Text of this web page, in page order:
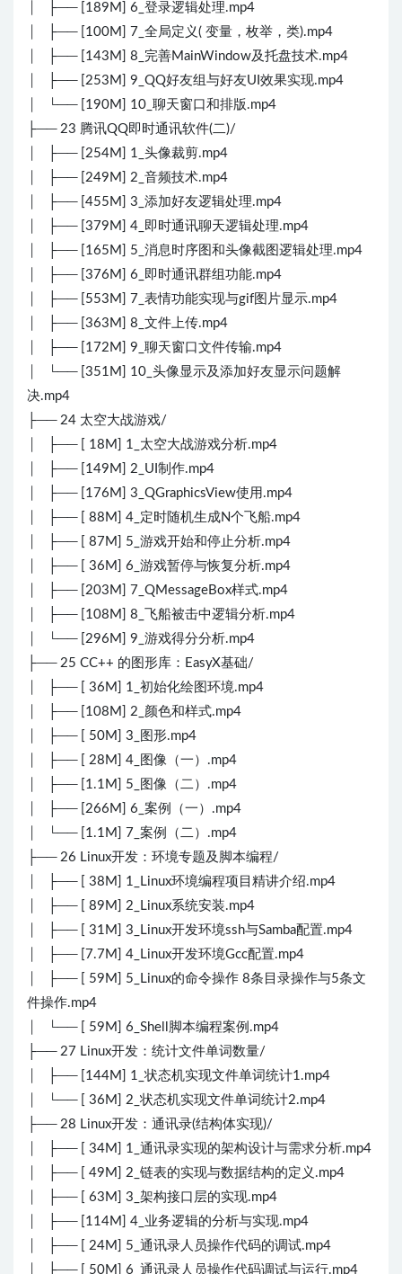
│ ├── [189M] 6_登录逻辑处理.mp4
│ ├── [100M] 7_全局定义( 变量，枚举，类).mp4
│ ├── [143M] 8_完善MainWindow及托盘技术.mp4
│ ├── [253M] 9_QQ好友组与好友UI效果实现.mp4
│ └── [190M] 10_聊天窗口和排版.mp4
├── 23 腾讯QQ即时通讯软件(二)/
│ ├── [254M] 1_头像裁剪.mp4
│ ├── [249M] 2_音频技术.mp4
│ ├── [455M] 3_添加好友逻辑处理.mp4
│ ├── [379M] 4_即时通讯聊天逻辑处理.mp4
│ ├── [165M] 5_消息时序图和头像截图逻辑处理.mp4
│ ├── [376M] 6_即时通讯群组功能.mp4
│ ├── [553M] 7_表情功能实现与gif图片显示.mp4
│ ├── [363M] 8_文件上传.mp4
│ ├── [172M] 9_聊天窗口文件传输.mp4
│ └── [351M] 10_头像显示及添加好友显示问题解
决.mp4
├── 24 太空大战游戏/
│ ├── [ 18M] 1_太空大战游戏分析.mp4
│ ├── [149M] 2_UI制作.mp4
│ ├── [176M] 3_QGraphicsView使用.mp4
│ ├── [ 88M] 4_定时随机生成N个飞船.mp4
│ ├── [ 87M] 5_游戏开始和停止分析.mp4
│ ├── [ 36M] 6_游戏暂停与恢复分析.mp4
│ ├── [203M] 7_QMessageBox样式.mp4
│ ├── [108M] 8_飞船被击中逻辑分析.mp4
│ └── [296M] 9_游戏得分分析.mp4
├── 25 CC++ 的图形库：EasyX基础/
│ ├── [ 36M] 1_初始化绘图环境.mp4
│ ├── [108M] 2_颜色和样式.mp4
│ ├── [ 50M] 3_图形.mp4
│ ├── [ 28M] 4_图像（一）.mp4
│ ├── [1.1M] 5_图像（二）.mp4
│ ├── [266M] 6_案例（一）.mp4
│ └── [1.1M] 7_案例（二）.mp4
├── 26 Linux开发：环境专题及脚本编程/
│ ├── [ 38M] 1_Linux环境编程项目精讲介绍.mp4
│ ├── [ 89M] 2_Linux系统安装.mp4
│ ├── [ 31M] 3_Linux开发环境ssh与Samba配置.mp4
│ ├── [7.7M] 4_Linux开发环境Gcc配置.mp4
│ ├── [ 59M] 5_Linux的命令操作 8条目录操作与5条文
件操作.mp4
│ └── [ 59M] 6_Shell脚本编程案例.mp4
├── 27 Linux开发：统计文件单词数量/
│ ├── [144M] 1_状态机实现文件单词统计1.mp4
│ └── [ 36M] 2_状态机实现文件单词统计2.mp4
├── 28 Linux开发：通讯录(结构体实现)/
│ ├── [ 34M] 1_通讯录实现的架构设计与需求分析.mp4
│ ├── [ 49M] 2_链表的实现与数据结构的定义.mp4
│ ├── [ 63M] 3_架构接口层的实现.mp4
│ ├── [114M] 4_业务逻辑的分析与实现.mp4
│ ├── [ 24M] 5_通讯录人员操作代码的调试.mp4
│ ├── [ 50M] 6_通讯录人员操作代码调试与运行.mp4